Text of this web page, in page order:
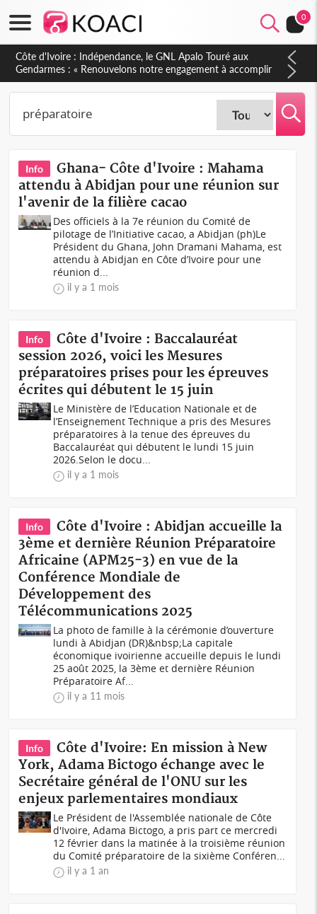
0
Sierra Leone : Un projet de réforme constitutionnelle en
gestation, points clés des amendements, un exclu d'avance
Info
Ghana- Côte d'Ivoire : Mahama
attendu à Abidjan pour une réunion sur
l'avenir de la filière cacao
Des officiels à la 7e réunion du Comité de
pilotage de l’Initiative cacao, a Abidjan (ph)Le
Président du Ghana, John Dramani Mahama, est
attendu à Abidjan en Côte d’Ivoire pour une
réunion d...
il y a 1 mois
Info
Côte d'Ivoire : Baccalauréat
session 2026, voici les Mesures
préparatoires prises pour les épreuves
écrites qui débutent le 15 juin
Le Ministère de l’Education Nationale et de
l’Enseignement Technique a pris des Mesures
préparatoires à la tenue des épreuves du
Baccalauréat qui débutent le lundi 15 juin
2026.Selon le docu...
il y a 1 mois
Info
Côte d'Ivoire : Abidjan accueille la
3ème et dernière Réunion Préparatoire
Africaine (APM25-3) en vue de la
Conférence Mondiale de
Développement des
Télécommunications 2025
La photo de famille à la cérémonie d’ouverture
lundi à Abidjan (DR)&nbsp;La capitale
économique ivoirienne accueille depuis le lundi
25 août 2025, la 3ème et dernière Réunion
Préparatoire Af...
il y a 11 mois
Info
Côte d'Ivoire: En mission à New
York, Adama Bictogo échange avec le
Secrétaire général de l'ONU sur les
enjeux parlementaires mondiaux
Le Président de l'Assemblée nationale de Côte
d'Ivoire, Adama Bictogo, a pris part ce mercredi
12 février dans la matinée à la troisième réunion
du Comité préparatoire de la sixième Conféren...
il y a 1 an